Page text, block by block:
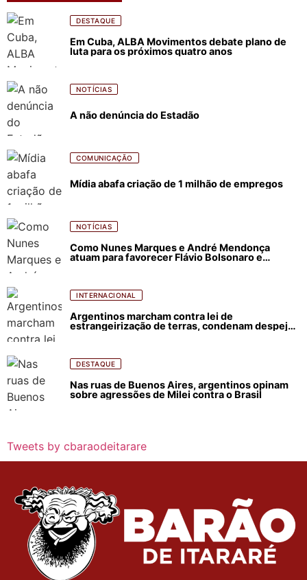
DESTAQUE
Em Cuba, ALBA Movimentos debate plano de
luta para os próximos quatro anos
NOTÍCIAS
A não denúncia do Estadão
COMUNICAÇÃO
Mídia abafa criação de 1 milhão de empregos
NOTÍCIAS
Como Nunes Marques e André Mendonça
atuam para favorecer Flávio Bolsonaro e
INTERNACIONAL
Argentinos marcham contra lei de
estrangeirização de terras, condenam despejos
DESTAQUE
Nas ruas de Buenos Aires, argentinos opinam
sobre agressões de Milei contra o Brasil
Tweets by cbaraodeitarare